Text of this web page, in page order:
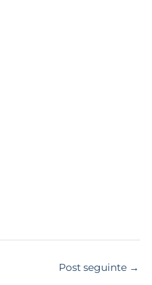
Post seguinte →